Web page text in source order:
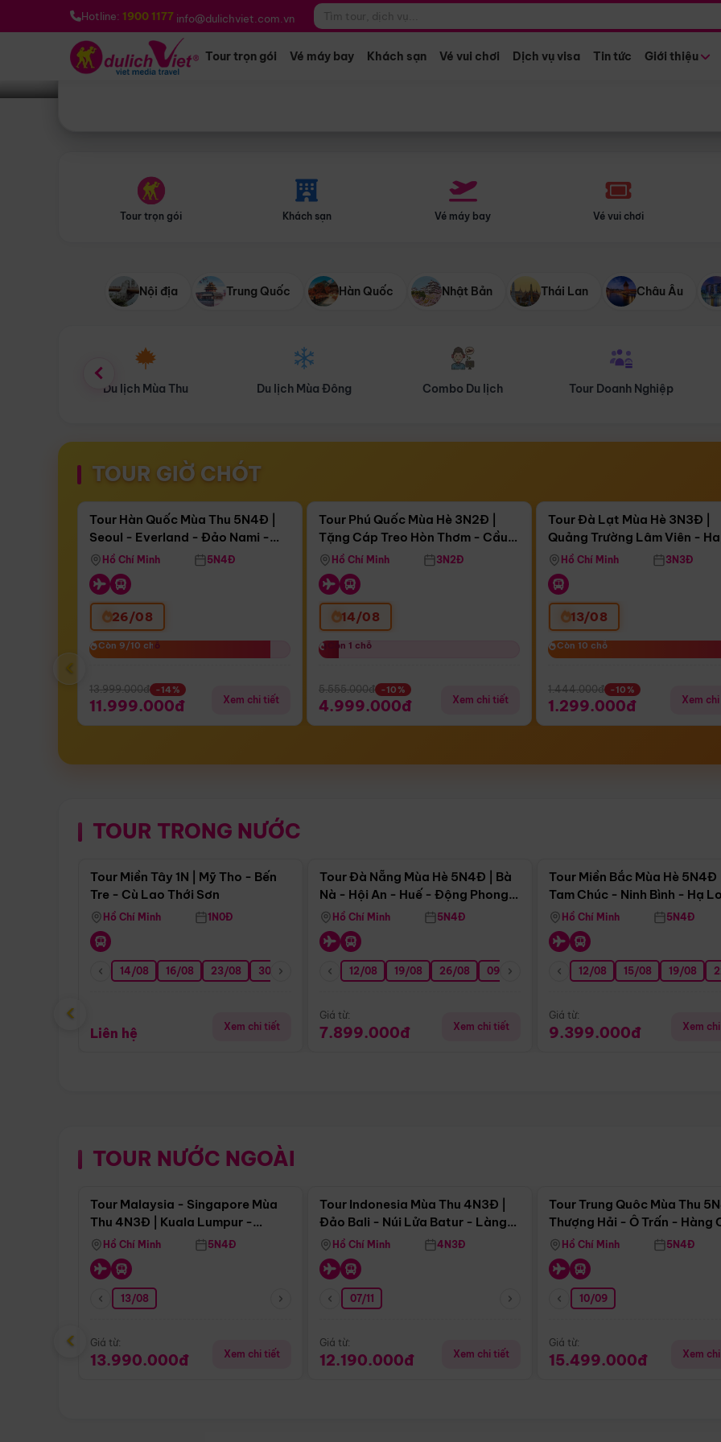
Hotline: 1900 1177 info@dulichviet.com.vn
Tour trọn gói Vé máy bay Khách sạn Vé vui chơi Dịch vụ visa Tin tức Giới thiệu
Bạn muốn đi đâu? *
Tour trọn gói Khách sạn Vé máy bay Vé vui chơi
Nội địa Trung Quốc Hàn Quốc Nhật Bản Thái Lan Châu Âu
Du lịch Mùa Đông Combo Du lịch Tour Doanh Nghiệp Du lịch Hành Hương
TOUR GIỜ CHÓT
Còn17 ngày 12:28:32
Bay Sun Phuquoc Airways
Điểm nổi bật
Tour Hàn Quốc Mùa Thu 5N4Đ |
Seoul - Everland - Đảo Nami -
Tháp Namsan (Bay Sun Phuquoc
Airways)
Hồ Chí Minh 5N4Đ
26/08
Còn 9/10 chỗ
Còn 9/10 chỗ
13.999.000đ -14%
11.999.000đ Xem chi tiết
Còn05 ngày 12:28:32
Tặng Cáp Treo Hòn Thơm
Tour Phú Quốc Mùa Hè 3N2Đ |
Tặng Cáp Treo Hòn Thơm - Cầu
Hôn - Công Viên Nước Aquatopia
Hồ Chí Minh 3N2Đ
14/08
Còn 1 chỗ
Còn 1 chỗ
5.555.000đ -10%
4.999.000đ Xem chi tiết
Còn04 ngày 12:28:32
Tour Đà Lạt Mùa Hè 3N3Đ |
Quảng Trường Lâm Viên -
Hill - Puppy Farm
Hồ Chí Minh 3N3Đ
13/08
Còn 10 chỗ
Còn 10 chỗ
1.444.000đ -10%
1.299.000đ Xem
‹
TOUR TRONG NƯỚC
Điểm nổi bật
Tour Miền Tây 1N | Mỹ Tho - Bến
Tre - Cù Lao Thới Sơn
Hồ Chí Minh 1N0Đ
14/08 16/08 23/08 30/08 06/09 13/09 20/09 27/09
Liên hệ Xem chi tiết
Tour Đà Nẵng Mùa Hè 5N4Đ | Bà
Nà - Hội An - Huế - Động Phong
NhaHồ Chí Minh 5N4Đ
12/08 19/08 26/08 09/09 16/09 23/09 30/09 07/10
Giá từ:
7.899.000đ Xem chi tiết
Tour Miền Bắc Mùa Hè 5N4Đ |
Tam Chúc - Ninh Bình - Hạ
Hồ Chí Minh 5N4Đ
12/08 15/08 19/08
Giá từ:
9.399.000đ Xem
‹
TOUR NƯỚC NGOÀI
Điểm nổi bật
Tour Malaysia - Singapore Mùa
Thu 4N3Đ | Kuala Lumpur -
Malacca - Johor Baru -
Singapore
Hồ Chí Minh 5N4Đ
13/08
Giá từ:
13.990.000đ Xem chi tiết
Tour Indonesia Mùa Thu 4N3Đ |
Đảo Bali - Núi Lửa Batur - Làng
Penglipuran
Hồ Chí Minh 4N3Đ
07/11
Giá từ:
12.190.000đ Xem chi tiết
Tour Trung Quôc Mùa Thu
Thượng Hải - Ô Trấn - Hàng
(Tour Không Shopping)
Hồ Chí Minh 5N4Đ
10/09
Giá từ:
15.499.000đ Xem
‹